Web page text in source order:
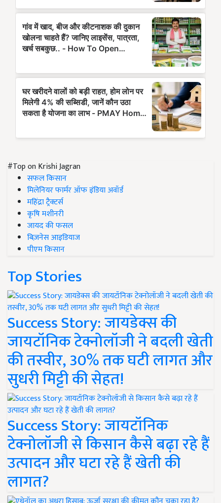
#Top on Krishi Jagran
सफल किसान
मिलेनियर फार्मर ऑफ इंडिया अवॉर्ड
महिंद्रा ट्रैक्टर्स
कृषि मशीनरी
जायद की फसल
बिज़नेस आइडियाज
पीएम किसान
Top Stories
Success Story: जायडेक्स की
जायटॉनिक टेक्नोलॉजी ने बदली खेती
की तस्वीर, 30% तक घटी लागत और
सुधरी मिट्टी की सेहत!
Success Story: जायटॉनिक
टेक्नोलॉजी से किसान कैसे बढ़ा रहे हैं
उत्पादन और घटा रहे हैं खेती की
लागत?